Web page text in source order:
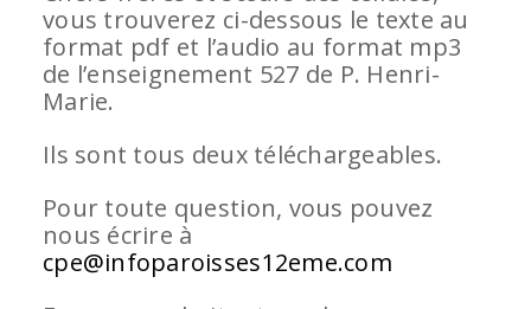
vous trouverez ci-dessous le texte au
format pdf et l’audio au format mp3
de l’enseignement 527 de P. Henri-
Marie.
Ils sont tous deux téléchargeables.
Pour toute question, vous pouvez
nous écrire à
cpe@infoparoisses12eme.com